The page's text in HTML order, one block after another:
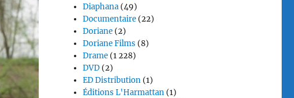
Diaphana (49)
Documentaire (22)
Doriane (2)
Doriane Films (8)
Drame (1 228)
DVD (2)
ED Distribution (1)
Éditions L'Harmattan (1)